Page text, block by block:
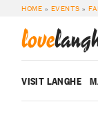
HOME » EVENTS »
love
VISIT LANGHE